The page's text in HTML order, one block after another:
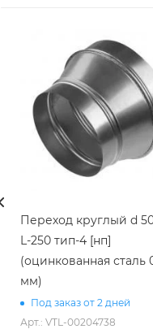
Переход круглый d
L-250 тип-4 [нп]
(оцинкованная сталь
мм)
Под заказ от 2 дней
Арт.: VTL-00204738